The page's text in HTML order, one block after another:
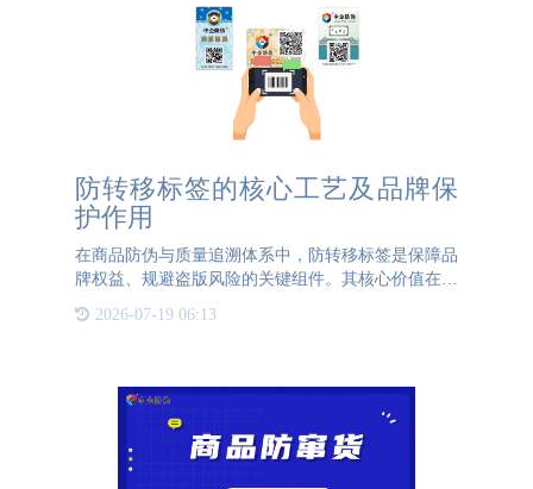
防转移标签的核心工艺及品牌保
护作用
在商品防伪与质量追溯体系中，防转移标签是保障品
牌权益、规避盗版风险的关键组件。其核心价值在于
便难以完整剥离或重复粘贴，从而从源头杜绝盗版商
2026-07-19 06:13